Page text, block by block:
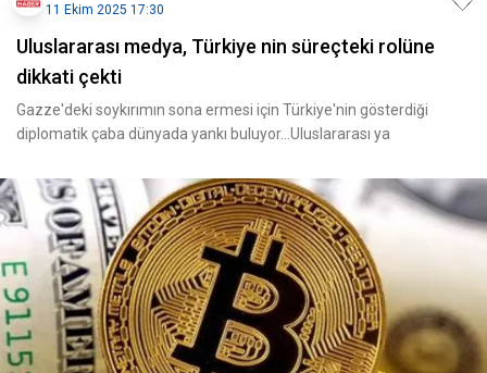
11 Ekim 2025 17:30
Uluslararası medya, Türkiye nin süreçteki rolüne
dikkati çekti
Gazze'deki soykırımın sona ermesi için Türkiye'nin gösterdiği
diplomatik çaba dünyada yankı buluyor...Uluslararası ya